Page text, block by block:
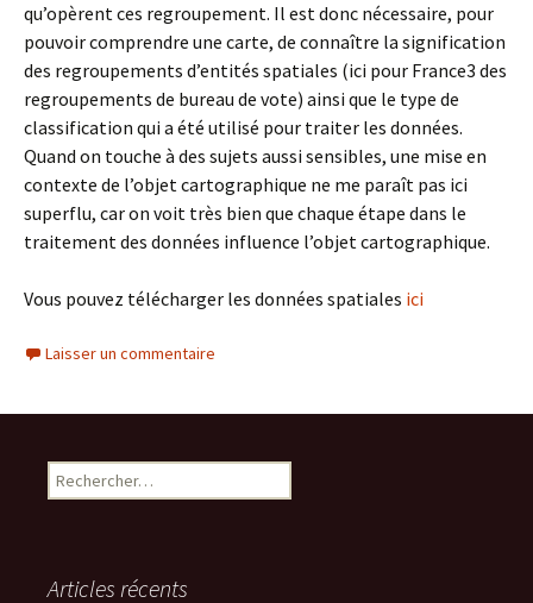
qu’opèrent ces regroupement. Il est donc nécessaire, pour
pouvoir comprendre une carte, de connaître la signification
des regroupements d’entités spatiales (ici pour France3 des
regroupements de bureau de vote) ainsi que le type de
classification qui a été utilisé pour traiter les données.
Quand on touche à des sujets aussi sensibles, une mise en
contexte de l’objet cartographique ne me paraît pas ici
superflu, car on voit très bien que chaque étape dans le
traitement des données influence l’objet cartographique.
Vous pouvez télécharger les données spatiales ici
Laisser un commentaire
Rechercher :
Articles récents